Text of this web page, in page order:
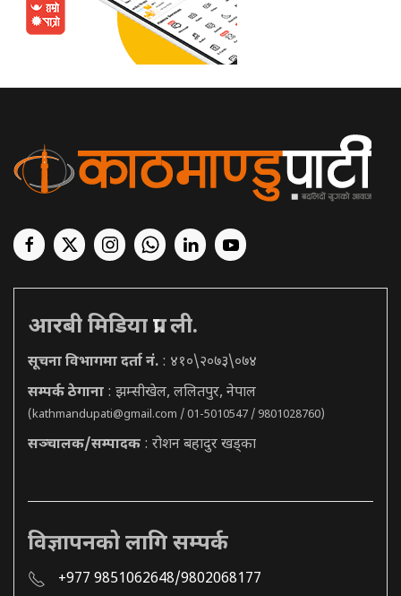
आरबी मिडिया प्रा. ली.
सूचना विभागमा दर्ता नं. : ४१०\२०७३\०७४
सम्पर्क ठेगाना : झम्सीखेल, ललितपुर, नेपाल
(kathmandupati@gmail.com / 01-5010547 / 9801028760)
सञ्चालक/सम्पादक : रोशन बहादुर खड्का
विज्ञापनको लागि सम्पर्क
+977 9851062648/9802068177